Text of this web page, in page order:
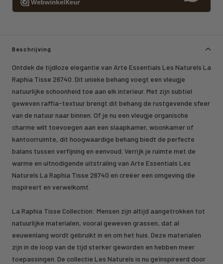
Beschrijving
Ontdek de tijdloze elegantie van Arte Essentials Les Naturels La
Raphia Tisse 26740. Dit unieke behang voegt een vleugje
natuurlijke schoonheid toe aan elk interieur. Met zijn subtiel
geweven raffia-textuur brengt dit behang de rustgevende sfeer
van de natuur naar binnen. Of je nu een vleugje organische
charme wilt toevoegen aan een slaapkamer, woonkamer of
kantoorruimte, dit hoogwaardige behang biedt de perfecte
balans tussen verfijning en eenvoud. Verrijk je ruimte met de
warme en uitnodigende uitstraling van Arte Essentials Les
Naturels La Raphia Tisse 26740 en creëer een omgeving die
inspireert en verwelkomt.
La Raphia Tisse Collection: Mensen zijn altijd aangetrokken tot
natuurlijke materialen, vooral geweven grassen, dat al
eeuwenlang wordt gebruikt in en om het huis. Deze materialen
zijn in de loop van de tijd sterker geworden en hebben meer
toepassingen. De collectie Les Naturels is nu geïnspireerd door